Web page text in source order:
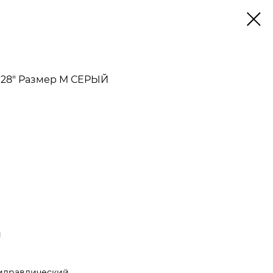
28" Размер M СЕРЫЙ